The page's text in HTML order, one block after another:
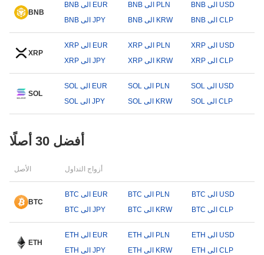
BNB
BNB الى EUR BNB الى PLN
BNB الى USD
BNB الى JPY
BNB الى KRW BNB الى CLP
XRP
XRP الى EUR XRP الى PLN
XRP الى USD
XRP الى JPY
XRP الى KRW XRP الى CLP
SOL
SOL الى EUR SOL الى PLN
SOL الى USD
SOL الى JPY
SOL الى KRW SOL الى CLP
أفضل 30 أصلًا
الأصل أزواج التداول
BTC
BTC الى EUR BTC الى PLN
BTC الى USD
BTC الى JPY
BTC الى KRW BTC الى CLP
ETH
ETH الى EUR ETH الى PLN
ETH الى USD
ETH الى JPY
ETH الى KRW ETH الى CLP